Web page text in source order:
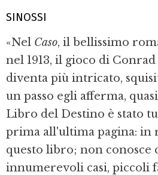
SINOSSI
«Nel Caso, il bellissimo
nel 1913, il gioco di
diventa più intricato,
un passo egli afferma,
Libro del Destino è stato
prima all'ultima pagina: in
questo libro; non conosce
innumerevoli casi, piccoli